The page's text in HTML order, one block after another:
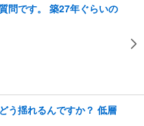
問です。 築27年ぐらいの
う揺れるんですか？ 低層